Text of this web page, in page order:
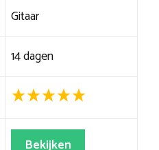
Gitaar
14 dagen
Bekijken